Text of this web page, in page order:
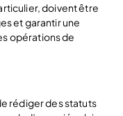
doivent être
et garantir une
opérations de
rédiger des statuts